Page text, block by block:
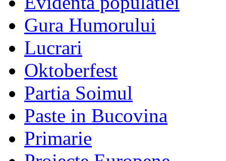
Gura Humorului
Lucrari
Oktoberfest
Partia Soimul
Paste in Bucovina
Primarie